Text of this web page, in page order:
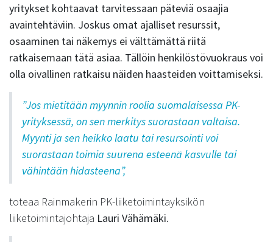
yritykset kohtaavat tarvitessaan päteviä osaajia
avaintehtäviin. Joskus omat ajalliset resurssit,
osaaminen tai näkemys ei välttämättä riitä
ratkaisemaan tätä asiaa. Tällöin henkilöstövuokraus voi
olla oivallinen ratkaisu näiden haasteiden voittamiseksi.
”Jos mietitään myynnin roolia suomalaisessa PK-
yrityksessä, on sen merkitys suorastaan valtaisa.
Myynti ja sen heikko laatu tai resursointi voi
suorastaan toimia suurena esteenä kasvulle tai
vähintään hidasteena”,
toteaa Rainmakerin PK-liiketoimintayksikön
liiketoimintajohtaja Lauri Vähämäki.